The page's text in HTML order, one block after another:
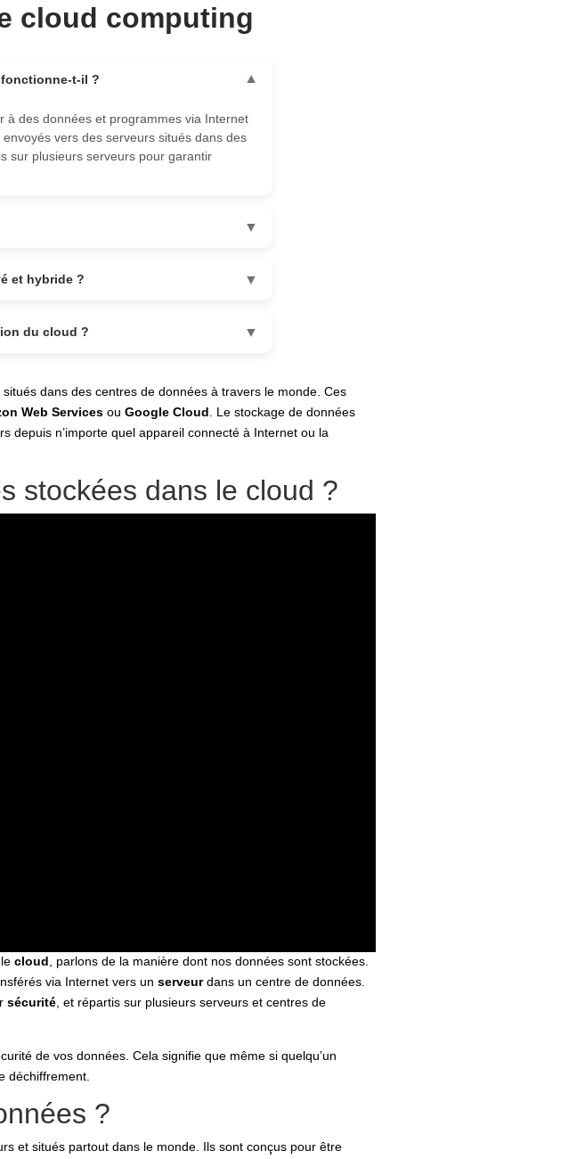
cloud computing
fonctionne-t-il ? ▼
à des données et programmes via Internet
vers des serveurs situés dans des
sur plusieurs serveurs pour garantir
▼
et hybride ? ▼
du cloud ? ▼
dans des centres de données à travers le monde. Ces
Web Services ouGoogle Cloud . Le stockage de données
depuis n’importe quel appareil connecté à Internet ou la
stockées dans le cloud ?
lecloud, parlons de la manière dont nos données sont stockées.
via Internet vers unserveurdans un centre de données.
sécurité, et répartis sur plusieurs serveurs et centres de
de vos données. Cela signifie que même si quelqu’un
déchiffrement.
?
et situés partout dans le monde. Ils sont conçus pour être